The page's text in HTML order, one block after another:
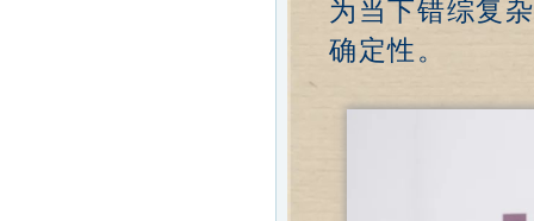
为当下错综复
确定性。